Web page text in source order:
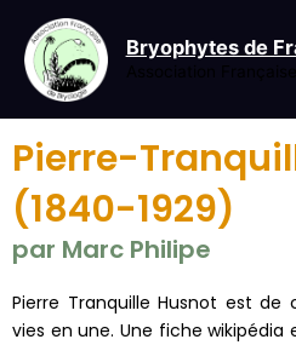
contenu
Bryophytes de
Pierre-
(1840-1929)
par Marc Philipe
Pierre Tranquille Husnot est de
vies en une. Une fiche